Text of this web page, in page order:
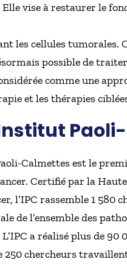
vise à restaurer le
les cellules
possible de
comme une
et les thérapies
Calmettes est le
Certifié par la
l’IPC rassemble 1 580
de l’ensemble des
a réalisé plus de
250 chercheurs